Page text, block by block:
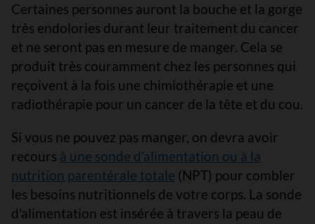
Certaines personnes auront la bouche et la gorge
très endolories durant leur traitement du cancer
et ne seront pas en mesure de manger. Cela se
produit très couramment chez les personnes qui
reçoivent à la fois une chimiothérapie et une
radiothérapie pour un cancer de la tête et du cou.
Si vous ne pouvez pas manger, on devra avoir
recours à une sonde d’alimentation ou à la
nutrition parentérale totale (NPT) pour combler
les besoins nutritionnels de votre corps. La sonde
d'alimentation est insérée à travers la peau de